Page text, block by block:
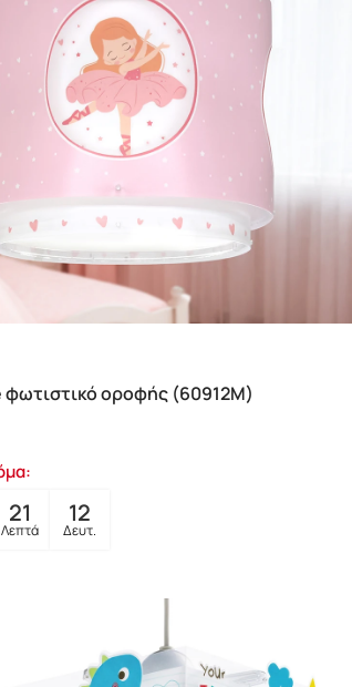
οροφής (60912M)
21
Λεπτά
10
Δευτ.